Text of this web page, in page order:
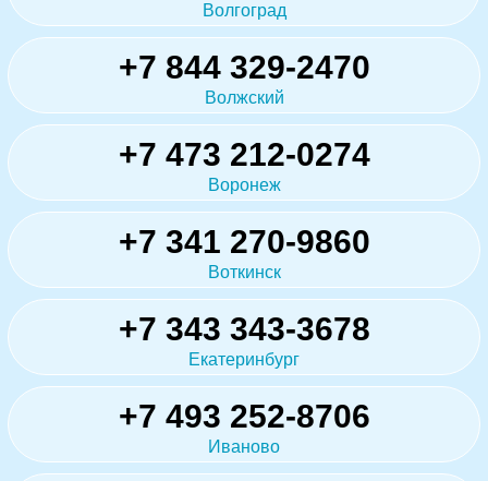
Волгоград
+7 844 329-2470
Волжский
+7 473 212-0274
Воронеж
+7 341 270-9860
Воткинск
+7 343 343-3678
Екатеринбург
+7 493 252-8706
Иваново